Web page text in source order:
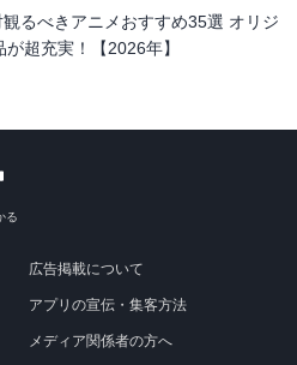
観るべきアニメおすすめ35選 オリジ
超充実！【2026年】
る
広告掲載について
アプリの宣伝・集客方法
メディア関係者の方へ